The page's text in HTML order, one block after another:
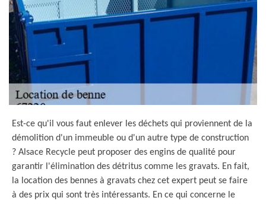
Est-ce qu'il vous faut enlever les déchets qui proviennent de la
démolition d'un immeuble ou d'un autre type de construction
? Alsace Recycle peut proposer des engins de qualité pour
garantir l'élimination des détritus comme les gravats. En fait,
la location des bennes à gravats chez cet expert peut se faire
à des prix qui sont très intéressants. En ce qui concerne le